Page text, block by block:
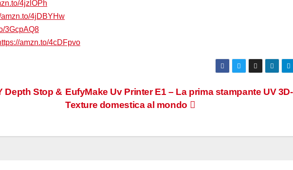
4jzlOPh
amzn.to/4jDBYHw
3GcpAQ8
amzn.to/4cDFpvo
EufyMake Uv Printer E1 – La prima stampante UV 3D-
Texture domestica al mondo
Depth Stop &